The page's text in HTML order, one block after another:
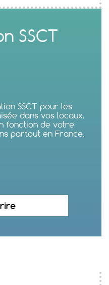
SSCT
SSCT pour les
dans vos locaux.
fonction de votre
partout en France.